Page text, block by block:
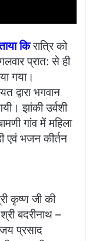
कि रात्रि को
प्रात: से ही
गया।
द्वारा भगवान
झांकी उर्वशी
गांव में महिला
एवं भजन कीर्तन
कृष्ण जी की
बदरीनाथ –
प्रसाद